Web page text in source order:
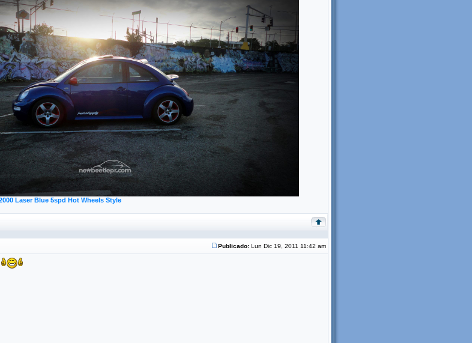
Laser Blue 5spd Hot Wheels Style
Publicado: Lun Dic 19, 2011 11:42 am